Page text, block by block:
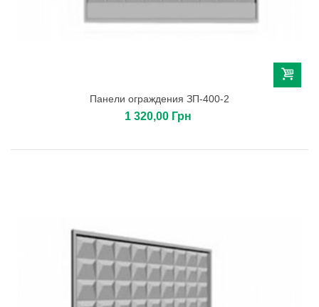
Панели ограждения ЗП-400-2
1 320,00 Грн